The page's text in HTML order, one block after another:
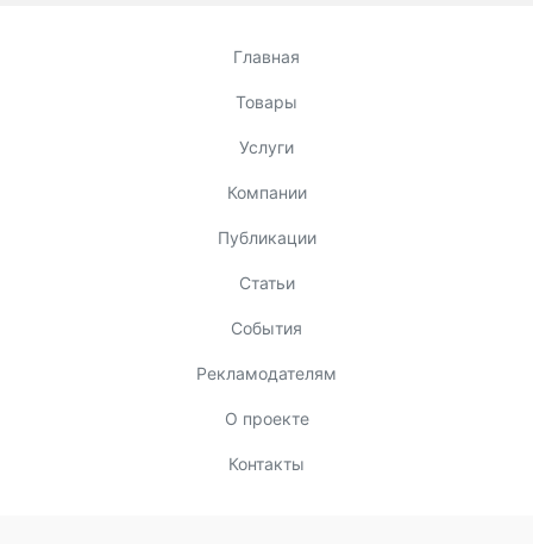
Главная
Товары
Услуги
Компании
Публикации
Статьи
События
Рекламодателям
О проекте
Контакты